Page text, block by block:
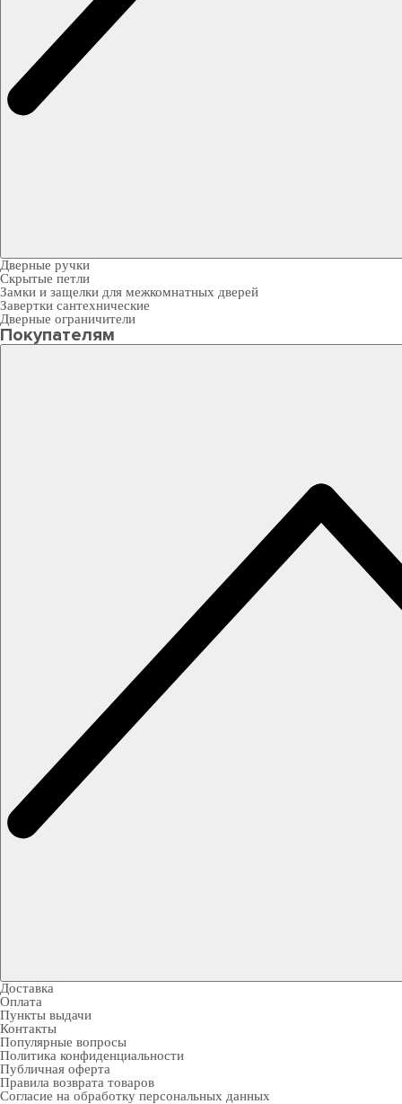
Дверные ручки
Скрытые петли
Замки и защелки для межкомнатных дверей
Завертки сантехнические
Дверные ограничители
Покупателям
Доставка
Оплата
Пункты выдачи
Контакты
Популярные вопросы
Политика конфиденциальности
Публичная оферта
Правила возврата товаров
Согласие на обработку персональных данных